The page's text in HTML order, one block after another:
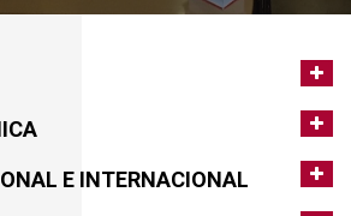
E INTERNACIONAL